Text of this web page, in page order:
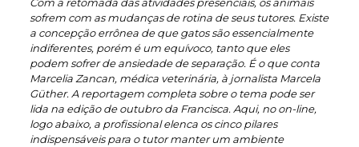
sofrem com as mudanças de rotina de seus tutores. Existe
a concepção errônea de que gatos são essencialmente
indiferentes, porém é um equívoco, tanto que eles
podem sofrer de ansiedade de separação. É o que conta
Marcelia Zancan, médica veterinária, à jornalista Marcela
Güther. A reportagem completa sobre o tema pode ser
lida na edição de outubro da Francisca. Aqui, no on-line,
logo abaixo, a profissional elenca os cinco pilares
indispensáveis para o tutor manter um ambiente